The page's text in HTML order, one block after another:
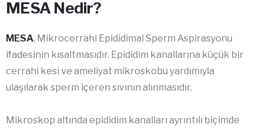
MESA Nedir?
MESA, Mikrocerrahi Epididimal Sperm Aspirasyonu
ifadesinin kısaltmasıdır. Epididim kanallarına küçük bir
cerrahi kesi ve ameliyat mikroskobu yardımıyla
ulaşılarak sperm içeren sıvının alınmasıdır.
Mikroskop altında epididim kanalları ayrıntılı biçimde